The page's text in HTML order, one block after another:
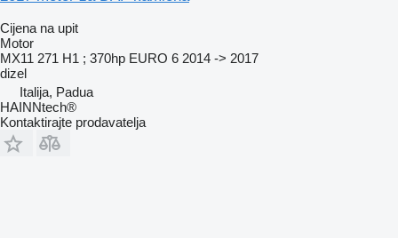
Cijena na upit
Motor
MX11 271 H1 ; 370hp EURO 6 2014 -> 2017
dizel
Italija, Padua
HAINNtech®
Kontaktirajte prodavatelja